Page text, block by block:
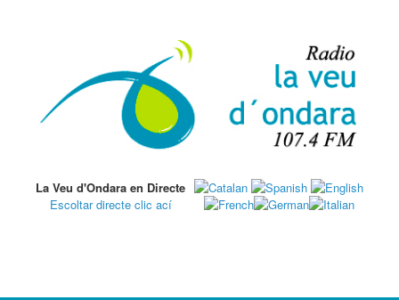
La Veu d'Ondara en Directe
Escoltar directe clic ací